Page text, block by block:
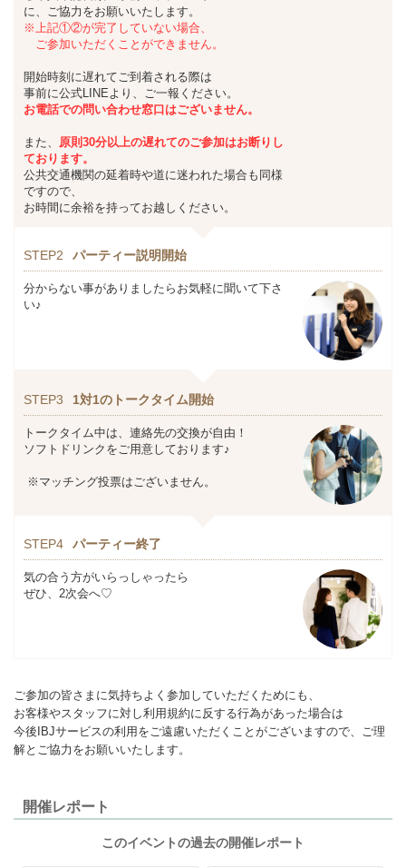
に、ご協力をお願いいたします。
※上記①②が完了していない場合、
ご参加いただくことができません。
開始時刻に遅れてご到着される際は
事前に公式LINEより、ご一報ください。
お電話での問い合わせ窓口はございません。
また、 原則30分以上の遅れてのご参加はお断りし
ております。
公共交通機関の延着時や道に迷われた場合も同様
ですので、
お時間に余裕を持ってお越しください。
STEP2 パーティー説明開始
分からない事がありましたらお気軽に聞いて下さ
い♪
STEP3 1対1のトークタイム開始
トークタイム中は、連絡先の交換が自由！
ソフトドリンクをご用意しております♪
※マッチング投票はございません。
STEP4 パーティー終了
気の合う方がいらっしゃったら
ぜひ、2次会へ♡
ご参加の皆さまに気持ちよく参加していただくためにも、
お客様やスタッフに対し利用規約に反する行為があった場合は
今後IBJサービスの利用をご遠慮いただくことがございますので、ご理
解とご協力をお願いいたします。
開催レポート
このイベントの過去の開催レポート